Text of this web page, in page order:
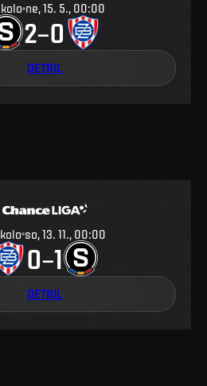
kolo ne, 15. 5., 00:00
2–0
DETAIL
kolo so, 13. 11., 00:00
0–1
DETAIL